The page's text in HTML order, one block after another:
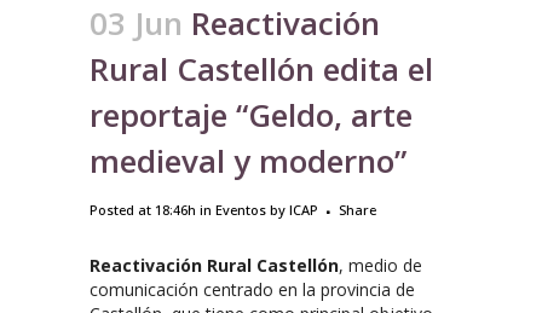
03 Jun Reactivación
Rural Castellón edita el
reportaje “Geldo, arte
medieval y moderno”
Posted at 18:46h in Eventos by ICAP Share
Reactivación Rural Castellón, medio de
comunicación centrado en la provincia de